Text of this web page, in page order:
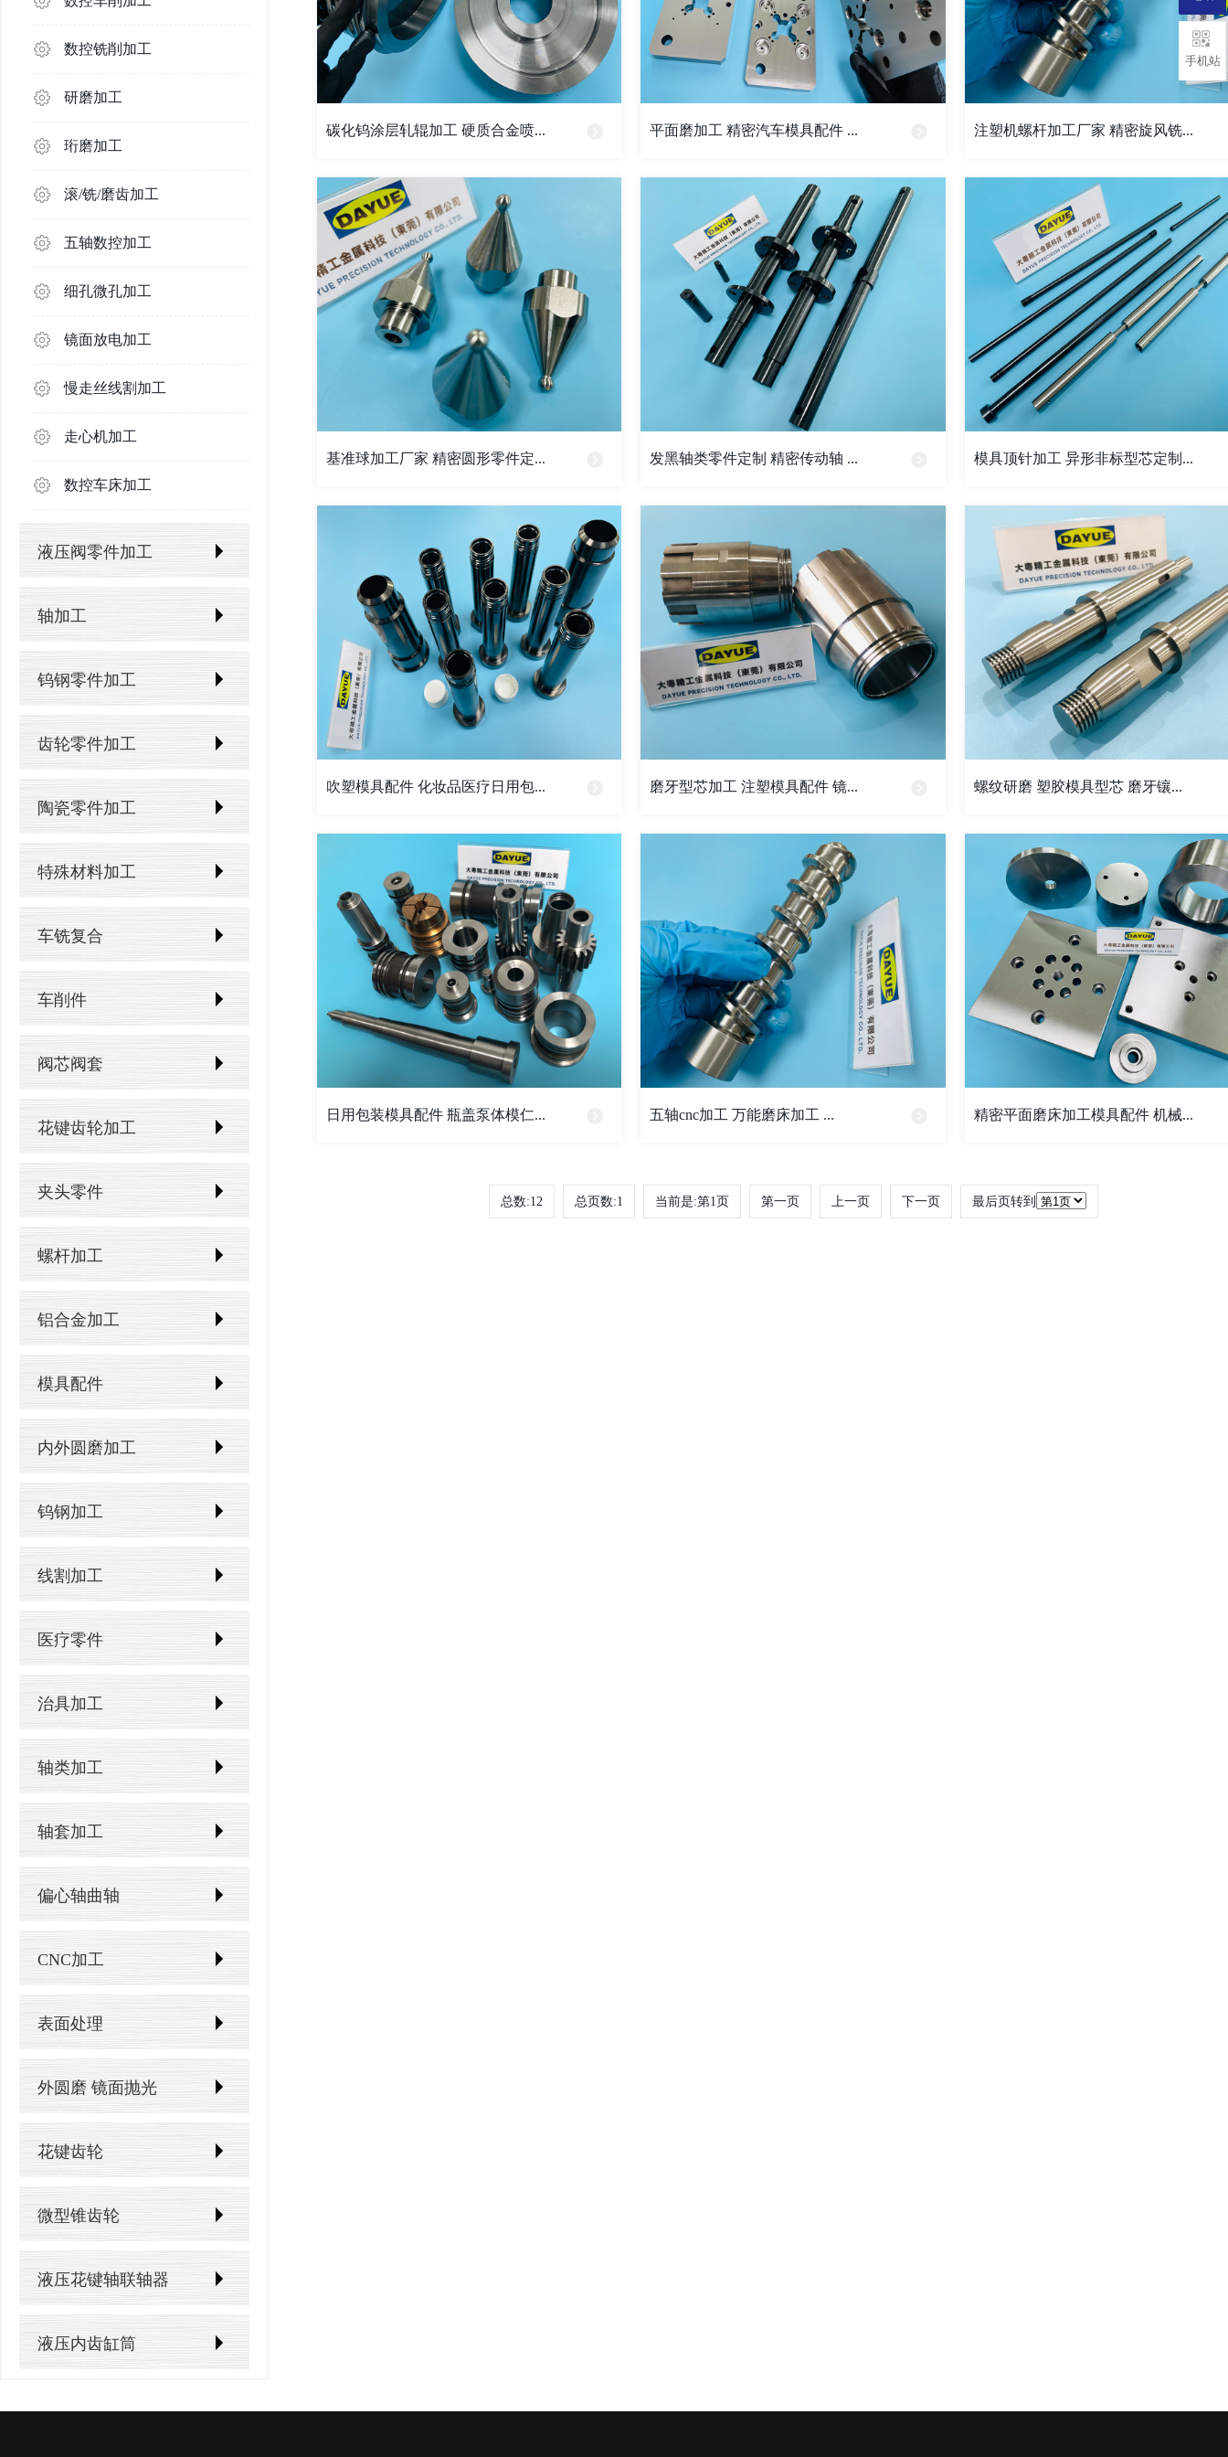
数控铣削加工
研磨加工
珩磨加工
滚/铣/磨齿加工
五轴数控加工
细孔微孔加工
镜面放电加工
慢走丝线割加工
走心机加工
数控车床加工
液压阀零件加工
阀芯加工
阀座加工
油缸加工
阀体加工
缸套加工
活塞杆加工
轴加工
电机轴加工
主轴加工
轴芯加工
齿轮轴加工
转轴加工
偏心轴加工
曲轴加工
钨钢零件加工
碳化钨模具
硬质合金加工
碳化钨轧辊
采矿业钨钢零件
齿轮零件加工
正斜齿轮加工
链轮加工
万向轮加工
齿条加工
陶瓷零件加工
氧化锆 (ZrO2)
氮化硅 (Si3N4)
氮化铝 (AlN)
碳化硅 (SiC)
特殊材料加工
钛合金零件加工
钼合金加工
钽合金加工
蓝宝石加工
浮法玻璃加工
车铣复合
车削件
阀芯阀套
花键齿轮加工
夹头零件
螺杆加工
铝合金加工
模具配件
内外圆磨加工
钨钢加工
线割加工
医疗零件
治具加工
轴类加工
轴套加工
偏心轴曲轴
CNC加工
表面处理
外圆磨 镜面抛光
花键齿轮
微型锥齿轮
液压花键轴联轴器
液压内齿缸筒
碳化钨涂层轧辊加工 硬质合金喷... 平面磨加工 精密汽车模具配件 ... 注塑机螺杆加工厂家 精密旋风铣...
基准球加工厂家 精密圆形零件定... 发黑轴类零件定制 精密传动轴 ... 模具顶针加工 异形非标型芯定制...
吹塑模具配件 化妆品医疗日用包... 磨牙型芯加工 注塑模具配件 镜... 螺纹研磨 塑胶模具型芯 磨牙镶...
日用包装模具配件 瓶盖泵体模仁... 五轴cnc加工 万能磨床加工 ... 精密平面磨床加工模具配件 机械...
总数:12 总页数:1 当前是:第1页 第一页 上一页 下一页 最后页转到
手机站